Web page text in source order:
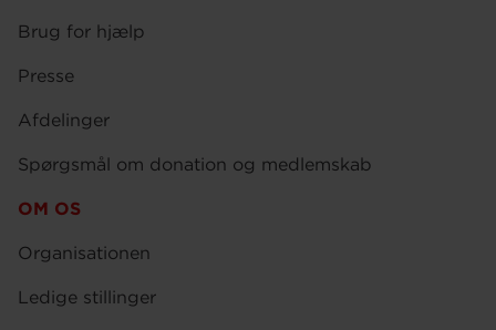
Brug for hjælp
Presse
Afdelinger
Spørgsmål om donation og medlemskab
OM OS
Organisationen
Ledige stillinger